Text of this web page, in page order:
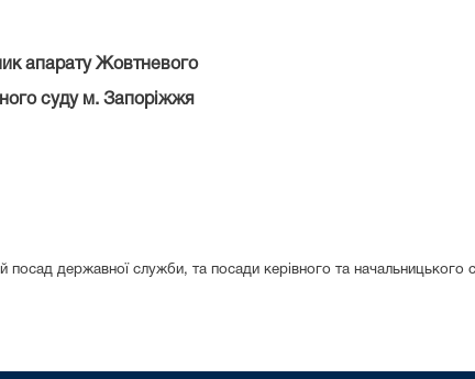
апарату Жовтневого
суду м. Запоріжжя
посад державної служби, та посади керівного та начальницького